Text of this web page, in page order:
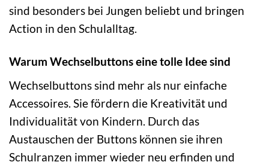
sind besonders bei Jungen beliebt und bringen
Action in den Schulalltag.
Warum Wechselbuttons eine tolle Idee sind
Wechselbuttons sind mehr als nur einfache
Accessoires. Sie fördern die Kreativität und
Individualität von Kindern. Durch das
Austauschen der Buttons können sie ihren
Schulranzen immer wieder neu erfinden und